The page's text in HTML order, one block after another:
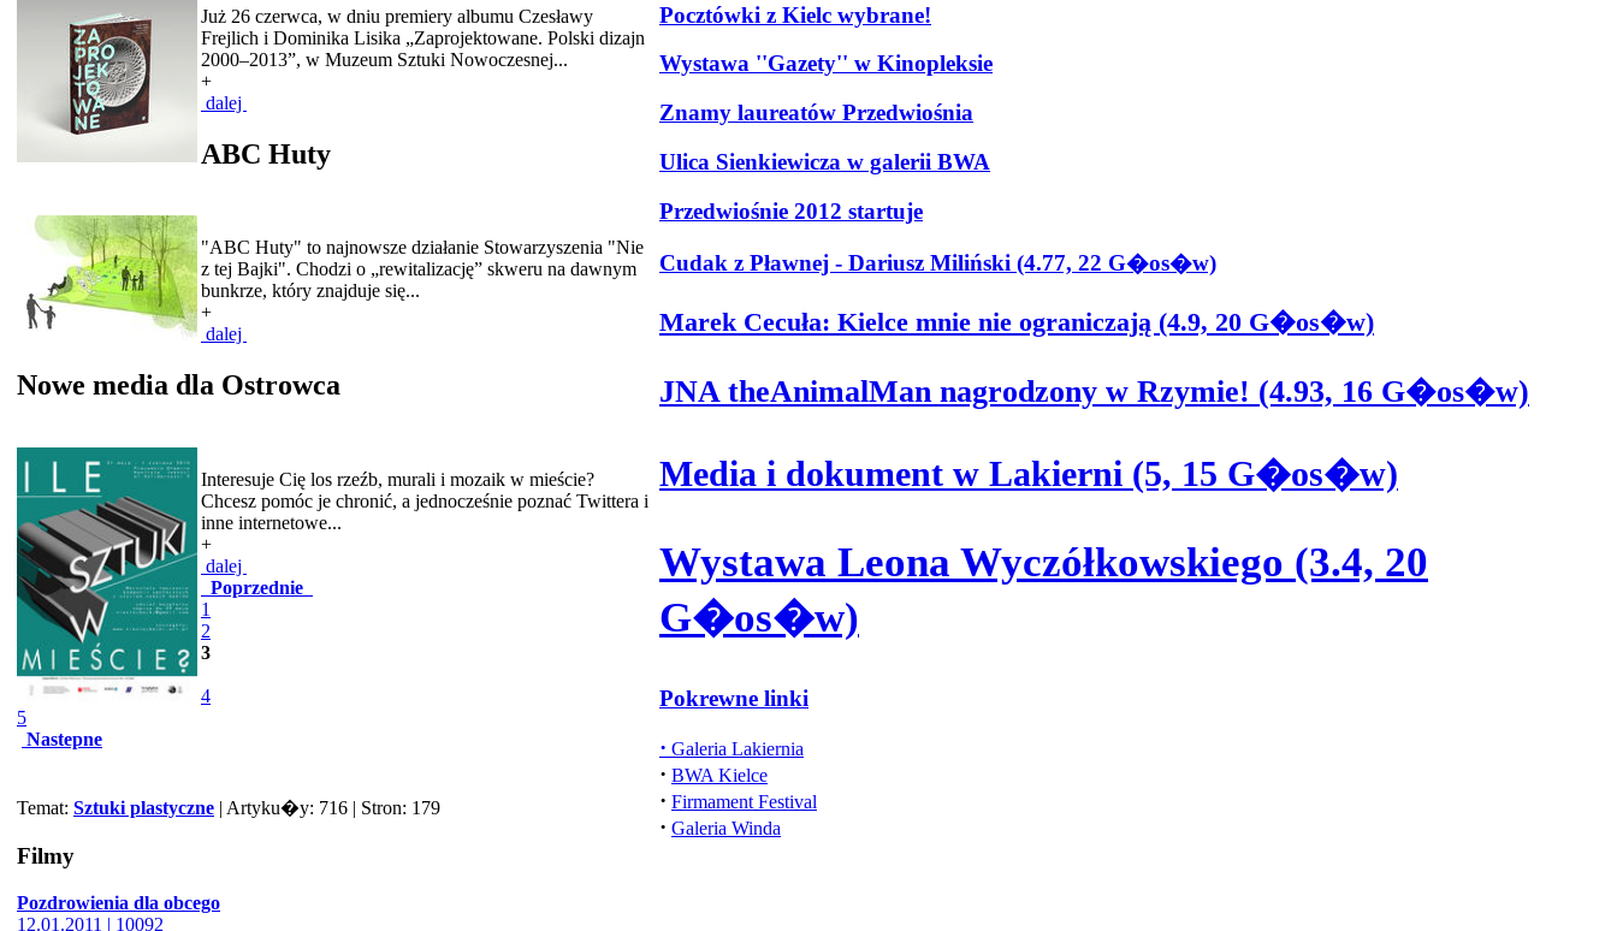
Już 26 czerwca, w dniu premiery albumu Czesławy
Frejlich i Dominika Lisika „Zaprojektowane. Polski dizajn
2000–2013”, w Muzeum Sztuki Nowoczesnej...
+
dalej
ABC Huty
"ABC Huty" to najnowsze działanie Stowarzyszenia "Nie
z tej Bajki". Chodzi o „rewitalizację” skweru na dawnym
bunkrze, który znajduje się...
+
dalej
Nowe media dla Ostrowca
Interesuje Cię los rzeźb, murali i mozaik w mieście?
Chcesz pomóc je chronić, a jednocześnie poznać Twittera i
inne internetowe...
+
dalej
Poprzednie
1
2
3
4
5
Nastepne
Temat: Sztuki plastyczne | Artyku�y: 716 | Stron: 179
Filmy
Pozdrowienia dla obcego
12.01.2011 | 10092
Pocztówki z Kielc wybrane!
Wystawa ''Gazety'' w Kinopleksie
Znamy laureatów Przedwiośnia
Ulica Sienkiewicza w galerii BWA
Przedwiośnie 2012 startuje
Cudak z Pławnej - Dariusz Miliński (4.77, 22 G�os�w)
Marek Cecuła: Kielce mnie nie ograniczają (4.9, 20 G�os�w)
JNA theAnimalMan nagrodzony w Rzymie! (4.93, 16 G�os�w)
Media i dokument w Lakierni (5, 15 G�os�w)
Wystawa Leona Wyczółkowskiego (3.4, 20
G�os�w)
Pokrewne linki
· Galeria Lakiernia
· BWA Kielce
· Firmament Festival
· Galeria Winda